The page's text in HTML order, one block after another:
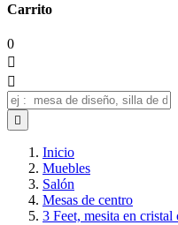
Carrito
0



Inicio
Muebles
Salón
Mesas de centro
3 Feet, mesita en